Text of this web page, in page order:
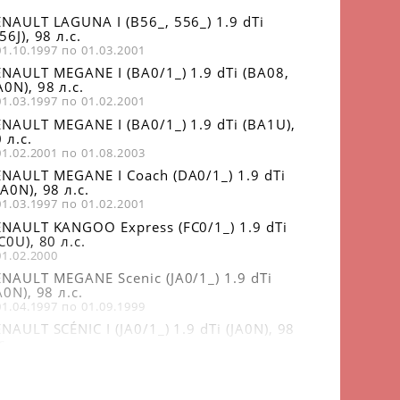
LAGUNA I (B56_, 556_) 1.9 dTi
98 л.с.
по 01.03.2001
MEGANE I (BA0/1_) 1.9 dTi (BA08,
98 л.с.
по 01.02.2001
MEGANE I (BA0/1_) 1.9 dTi (BA1U),
л.с.
по 01.08.2003
MEGANE I Coach (DA0/1_) 1.9 dTi
98 л.с.
по 01.02.2001
KANGOO Express (FC0/1_) 1.9 dTi
80 л.с.
MEGANE Scenic (JA0/1_) 1.9 dTi
98 л.с.
по 01.09.1999
SCÉNIC I (JA0/1_) 1.9 dTi (JA0N), 98